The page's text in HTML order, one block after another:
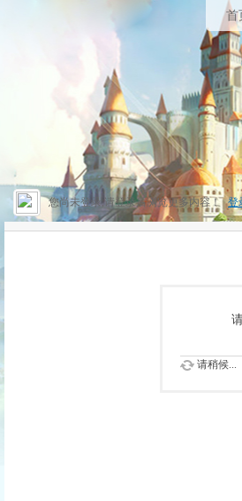
首
您尚未登录,请登录后浏览更多内容！ 登
请稍候...